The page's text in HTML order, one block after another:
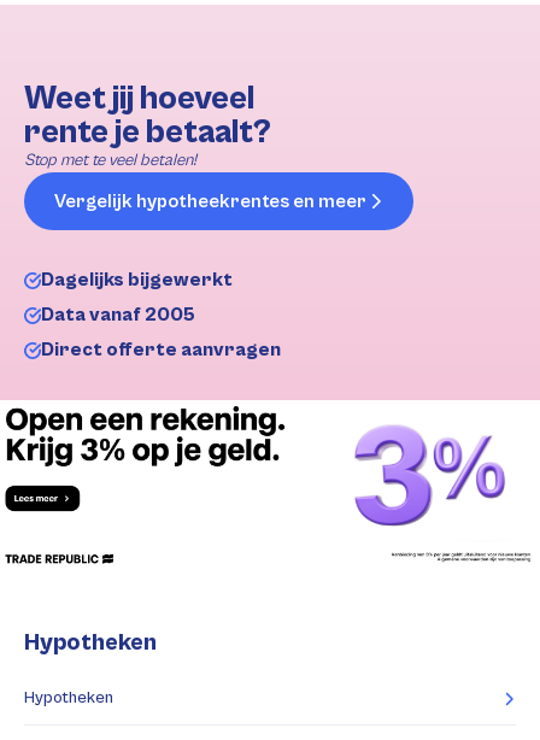
Weet jij hoeveel
rente je betaalt?
Stop met te veel betalen!
Vergelijk hypotheekrentes en meer
Dagelijks bijgewerkt
Data vanaf 2005
Direct offerte aanvragen
Hypotheken
Hypotheken